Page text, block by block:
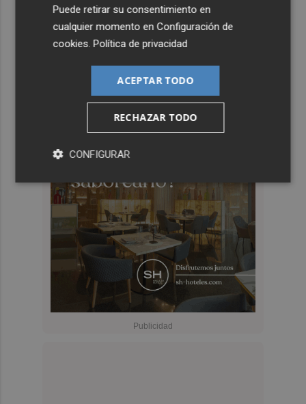
Puede retirar su consentimiento en
cualquier momento enConfiguración de
cookies.Política de privacidad
ACEPTAR TODO
RECHAZAR TODO
CONFIGURAR